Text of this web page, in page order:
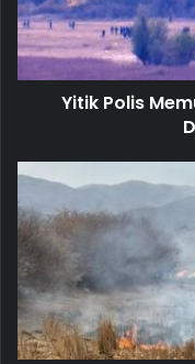
Yitik Polis